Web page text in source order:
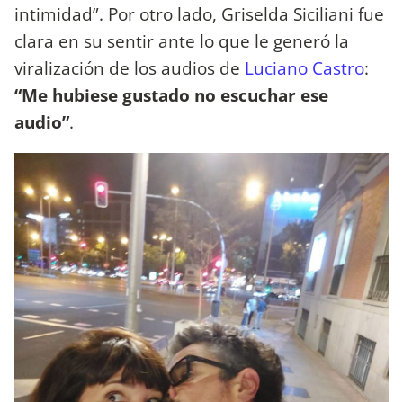
intimidad”. Por otro lado, Griselda Siciliani fue
clara en su sentir ante lo que le generó la
viralización de los audios de Luciano Castro:
“Me hubiese gustado no escuchar ese
audio”.